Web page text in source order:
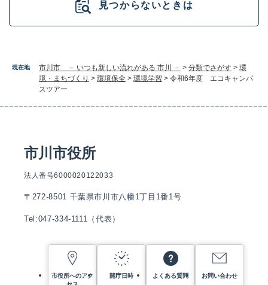
現在地 市川市 － いつも新しい流れがある 市川 － > 分類でさがす > 環
境・まちづくり > 環境保全 > 環境学習 > 令和6年度 エコキャンパ
スツアー
見つからないときは
市川市役所
法人番号6000020122033
〒272-8501 千葉県市川市八幡1丁目1番1号
Tel:047-334-1111（代表）
市役所へのアク
開庁日時 よくある質問 お問い合わせ